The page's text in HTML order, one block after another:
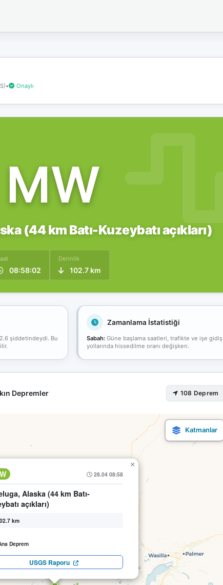
• Onaylı
(44 km Batı-Kuzeybatı açıkları)
08:58:02
Derinlik
102.7 km
şiddetindeydi. Bu
Zamanlama İstatistiği
Sabah:Güne başlama saatleri, trafikte ve işe gidiş
yollarında hissedilme oranı değişken.
Depremler 108 Deprem
28.04 08:58
Alaska (44 km Batı-
açıkları)
km
Deprem
USGS Raporu
×
bağlantınız